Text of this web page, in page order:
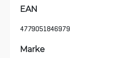
EAN
4779051846979
Marke